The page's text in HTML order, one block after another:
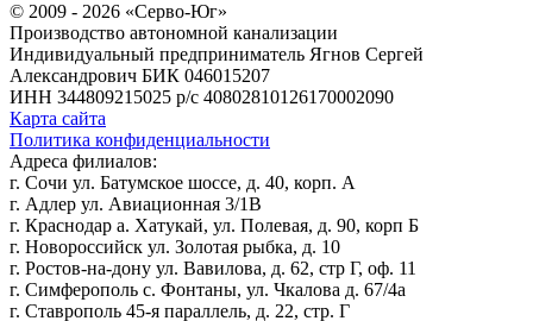
© 2009 - 2026 «Серво-Юг»
Производство автономной канализации
Индивидуальный предприниматель Ягнов Сергей
Александрович БИК 046015207
ИНН 344809215025 р/с 40802810126170002090
Карта сайта
Политика конфиденциальности
Адреса филиалов:
г. Сочи ул. Батумское шоссе, д. 40, корп. А
г. Адлер ул. Авиационная 3/1В
г. Краснодар а. Хатукай, ул. Полевая, д. 90, корп Б
г. Новороссийск ул. Золотая рыбка, д. 10
г. Ростов-на-дону ул. Вавилова, д. 62, стр Г, оф. 11
г. Симферополь с. Фонтаны, ул. Чкалова д. 67/4а
г. Ставрополь 45-я параллель, д. 22, стр. Г